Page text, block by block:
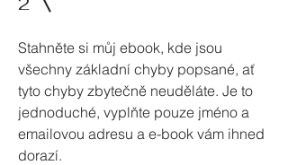
Stahněte si můj ebook, kde jsou
všechny základní chyby popsané, ať
tyto chyby zbytečně neuděláte. Je to
jednoduché, vyplňte pouze jméno a
emailovou adresu a e-book vám ihned
dorazí.